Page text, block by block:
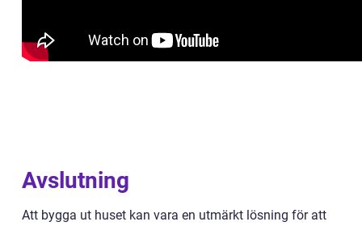
Avslutning
Att bygga ut huset kan vara en utmärkt lösning för att